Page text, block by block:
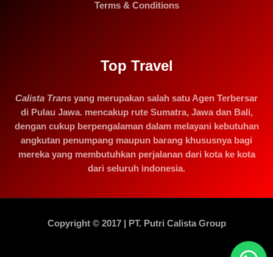
Terms & Conditions
Top Travel
Calista Trans yang merupakan salah satu Agen Terbersar
di Pulau Jawa. mencakup rute Sumatra, Jawa dan Bali,
dengan cukup berpengalaman dalam melayani kebutuhan
angkutan penumpang maupun barang khususnya bagi
mereka yang membutuhkan perjalanan dari kota ke kota
dari seluruh indonesia.
Copyright © 2017 | PT. Putri Calista Group